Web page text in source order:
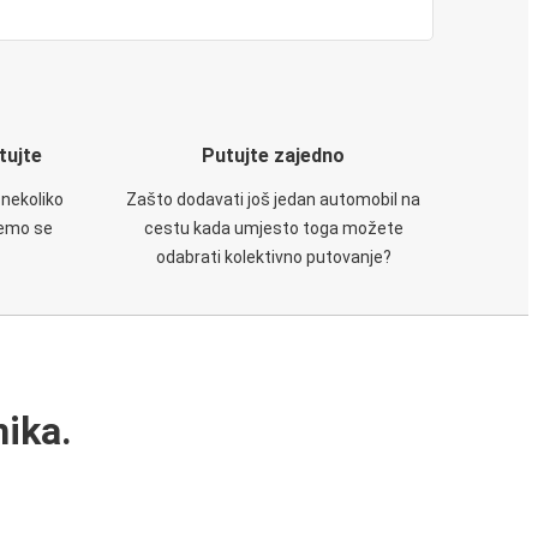
se
Putujte zajedno
Zašto dodavati još jedan automobil na
cestu kada umjesto toga možete
odabrati kolektivno putovanje?